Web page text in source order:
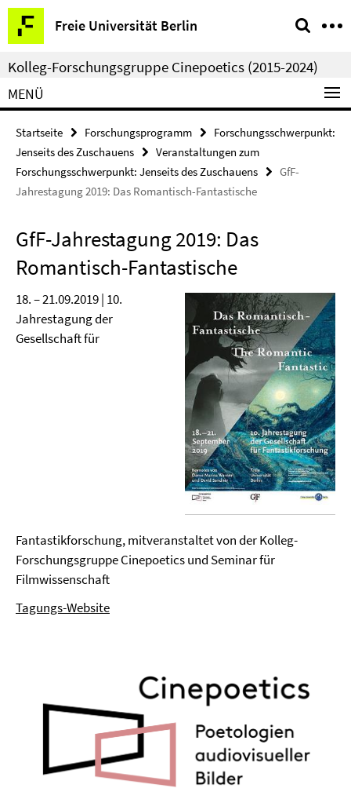
Springe
direkt
zu
Inhalt
Freie Universität Berlin
Service-
Navigation
Kolleg-Forschungsgruppe Cinepoetics (2015-2024)
MENÜ
Startseite Forschungsprogramm
Forschungsschwerpunkt:
Jenseits des Zuschauens
Veranstaltungen zum
Forschungsschwerpunkt: Jenseits des Zuschauens
GfF-
Jahrestagung 2019: Das Romantisch-Fantastische
GfF-Jahrestagung 2019: Das
Romantisch-Fantastische
18. – 21.09.2019 | 10.
Jahrestagung der
Gesellschaft für
Fantastikforschung, mitveranstaltet von der Kolleg-
Forschungsgruppe Cinepoetics und Seminar für
Filmwissenschaft
Tagungs-Website